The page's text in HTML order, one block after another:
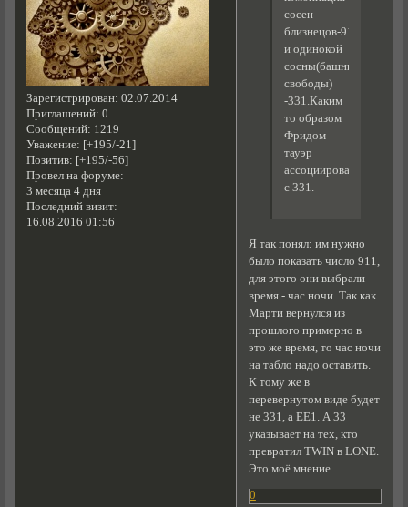
Зарегистрирован: 02.07.2014
Приглашений: 0
Сообщений: 1219
Уважение: [+195/-21]
Позитив: [+195/-56]
Провел на форуме:
3 месяца 4 дня
Последний визит:
16.08.2016 01:56
сосен
близнецов-911
и одинокой
сосны(башни
свободы)
-331.Каким
то образом
Фридом
тауэр
ассоциирована
с 331.
Я так понял: им нужно
было показать число 911,
для этого они выбрали
время - час ночи. Так как
Марти вернулся из
прошлого примерно в
это же время, то час ночи
на табло надо оставить.
К тому же в
перевернутом виде будет
не 331, а EE1. А 33
указывает на тех, кто
превратил TWIN в LONE.
Это моё мнение...
0